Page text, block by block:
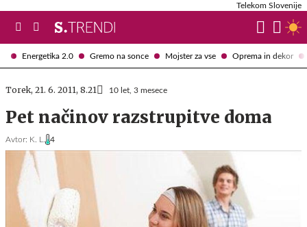
Energetika 2.0 Gremo na sonce Mojster za vse Oprema in dekor
Telekom Slovenije
Torek, 21. 6. 2011, 8.21 10 let, 3 mesece
Pet načinov razstrupitve doma
Avtor: K. L. 4